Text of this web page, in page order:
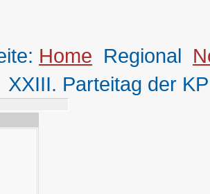
Home Regional
XXIII. Parteitag der